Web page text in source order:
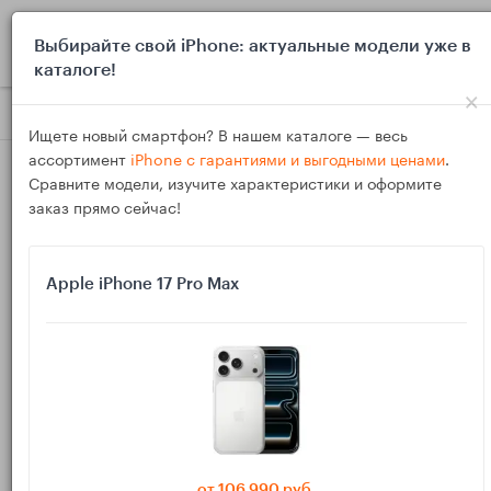
Блог Выбор и покупка Как проверить перед покупкой,
24
Как проверить перед покупкой, поддерживает
ли iPhone, iPad или MacBook работу с
внешним жестким диском HDD
Выбирайте свой iPhone: актуальные модели уже в
каталоге!
×
Ищете новый смартфон? В нашем каталоге — весь
ассортимент iPhone с гарантиями и выгодными ценами.
Сравните модели, изучите характеристики и оформите
заказ прямо сейчас!
Apple iPhone 17 Pro Max